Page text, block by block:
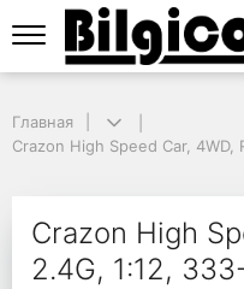
Crazon High Speed Car, 4WD,
Crazon
Главная
Crazon High Speed Car, 4WD,
Crazon High
2.4G, 1:12,